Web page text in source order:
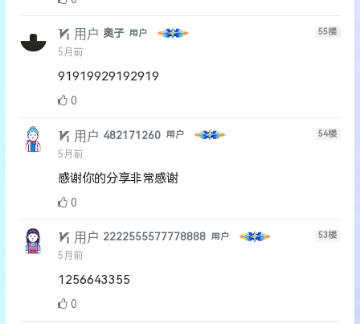
用户 奥子 用户
5月前
55楼
91919929192919
0
用户 482171260 用户
5月前
54楼
感谢你的分享非常感谢
0
用户 2222555577778888 用户
5月前
53楼
1256643355
0